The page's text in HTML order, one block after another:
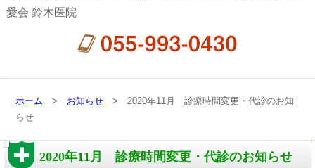
愛会 鈴木医院
ホーム > お知らせ > 2020年11月 診療時間変更・代診のお知
らせ
2020年11月 診療時間変更・代診のお知らせ